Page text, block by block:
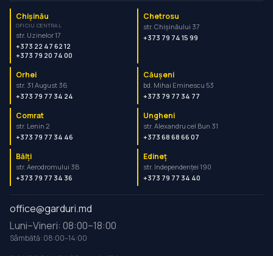
Chișinău
OFICIU CENTRAL
str. Uzinelor 17
+373 22 47 62 12
+373 79 20 74 00
Chetrosu
str. Chișinăului 37
+373 79 74 15 99
Orhei
str. 31 August 36
+373 79 77 34 24
Căușeni
bd. Mihai Eminescu 53
+373 79 77 34 77
Comrat
str. Lenin 2
+373 79 77 34 46
Ungheni
str. Alexandru cel Bun 31
+373 68 68 66 07
Bălți
str. Aerodromului 3B
+373 79 77 34 36
Edineț
str. Independenței 190
+373 79 77 34 40
office@garduri.md
Luni–Vineri: 08:00–18:00
Sâmbătă: 08:00–14:00